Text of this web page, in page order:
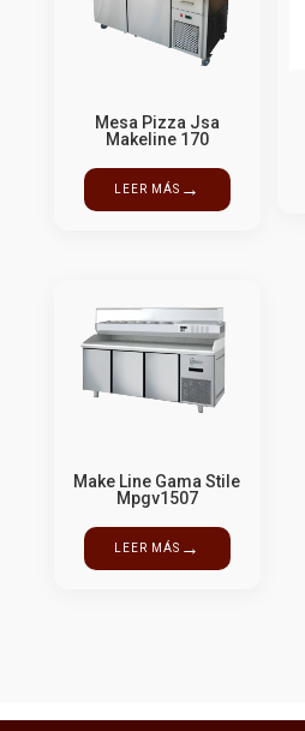
Mesa Pizza Jsa
Makeline 170
LEER MÁS →
Make Line Gama Stile
Mpgv1507
LEER MÁS →